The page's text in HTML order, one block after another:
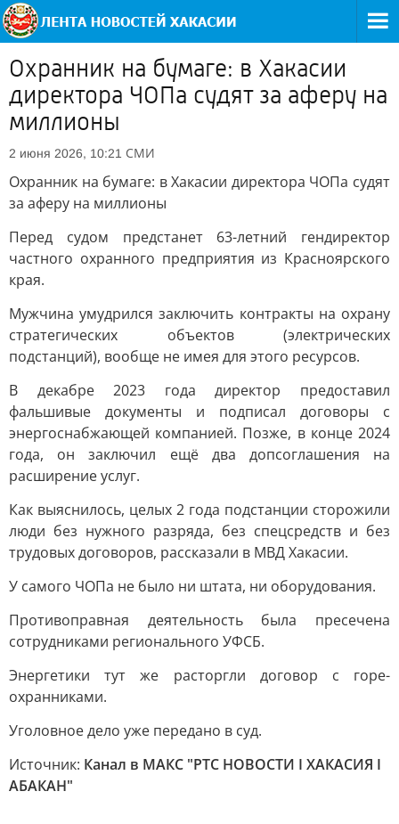
Охранник на бумаге: в Хакасии
директора ЧОПа судят за аферу на
миллионы
2 июня 2026, 10:21 СМИ
Охранник на бумаге: в Хакасии директора ЧОПа судят
за аферу на миллионы
Перед судом предстанет 63-летний гендиректор
частного охранного предприятия из Красноярского
края.
Мужчина умудрился заключить контракты на охрану
стратегических объектов (электрических
подстанций), вообще не имея для этого ресурсов.
В декабре 2023 года директор предоставил
фальшивые документы и подписал договоры с
энергоснабжающей компанией. Позже, в конце 2024
года, он заключил ещё два допсоглашения на
расширение услуг.
Как выяснилось, целых 2 года подстанции сторожили
люди без нужного разряда, без спецсредств и без
трудовых договоров, рассказали в МВД Хакасии.
У самого ЧОПа не было ни штата, ни оборудования.
Противоправная деятельность была пресечена
сотрудниками регионального УФСБ.
Энергетики тут же расторгли договор с горе-
охранниками.
Уголовное дело уже передано в суд.
Источник: Канал в МАКС "РТС НОВОСТИ I ХАКАСИЯ I
АБАКАН"